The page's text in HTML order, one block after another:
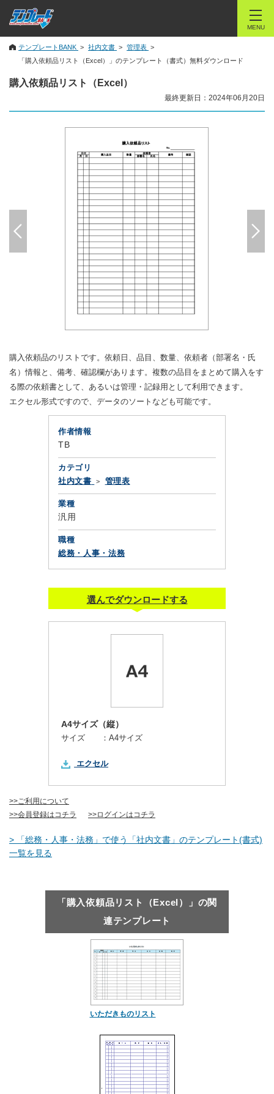
MENU
テンプレートBANK 社内文書
管理表
「購入依頼品リスト（Excel）」のテンプレート（書式）無料ダウンロード
購入依頼品リスト（Excel）
最終更新日：2024年06月20日
購入依頼品のリストです。依頼日、品目、数量、依頼者（部署名・氏
名）情報と、備考、確認欄があります。複数の品目をまとめて購入をす
る際の依頼書として、あるいは管理・記録用として利用できます。
エクセル形式ですので、データのソートなども可能です。
作者情報
TB
カテゴリ
社内文書
管理表
業種
汎用
職種
総務・人事・法務
選んでダウンロードする
A4サイズ（縦）
サイズ ： A4サイズ
エクセル
>>ご利用について
>>会員登録はコチラ
>>ログインはコチラ
> 「総務・人事・法務」で使う「社内文書」のテンプレート(書式)
一覧を見る
「購入依頼品リスト（Excel）」の関
連テンプレート
いただきものリスト